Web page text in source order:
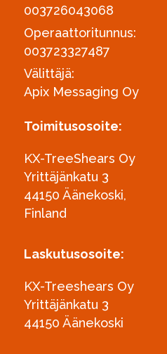
003726043068
Operaattoritunnus:
003723327487
Välittäjä:
Apix Messaging Oy
Toimitusosoite:
KX-TreeShears Oy
Yrittäjänkatu 3
44150 Äänekoski,
Finland
Laskutusosoite:
KX-Treeshears Oy
Yrittäjänkatu 3
44150 Äänekoski